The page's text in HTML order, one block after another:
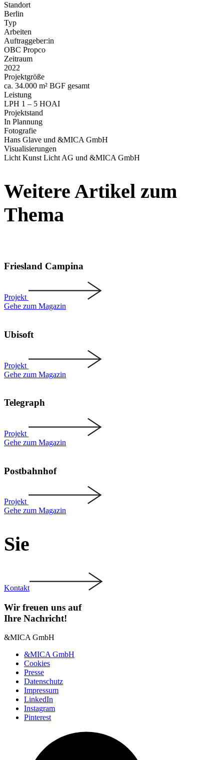
Standort
Berlin
Typ
Arbeiten
Auftraggeber:in
OBC Propco
Zeitraum
2022
Projekt­größe
ca. 34.000 m² BGF gesamt
Leistung
LPH 1 – 5 HOAI
Projekt­stand
In Plannung
Fotografie
Hans Glave und &MICA GmbH
Visua­li­sie­rungen
Licht Kunst Licht AG und &MICA GmbH
Weitere Artikel zum
Thema
Friesland Campina
Projekt
Gehe zum Magazin
Ubisoft
Projekt
Gehe zum Magazin
Telegraph
Projekt
Gehe zum Magazin
Postbahnhof
Projekt
Gehe zum Magazin
Sie
Kontakt
Wir freuen uns auf
Ihre Nach­richt!
&MICA GmbH
&MICA GmbH
Cookies
Presse
Daten­schutz
Impressum
LinkedIn
Instagram
Pinterest